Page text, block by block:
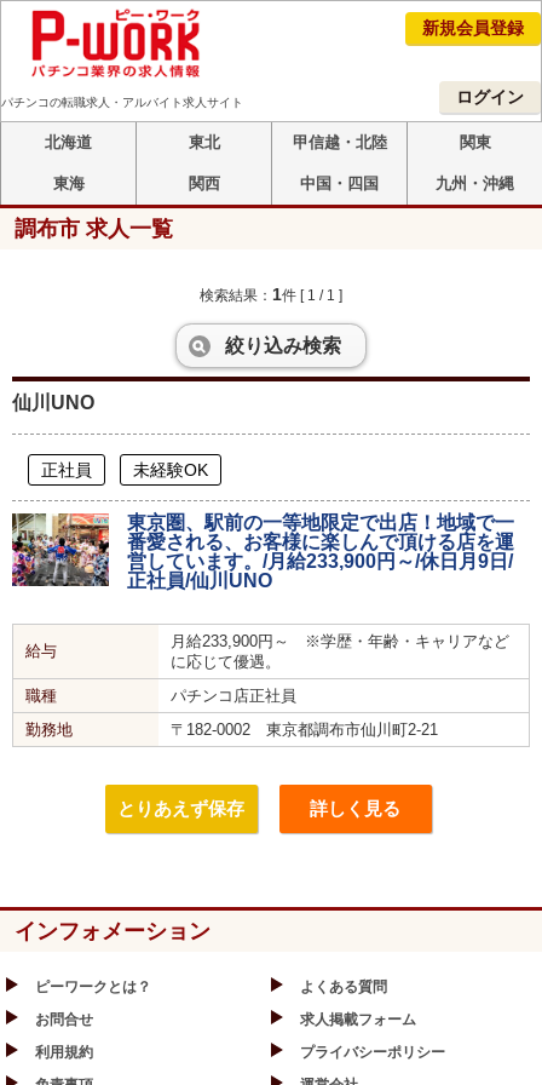
新規会員登録
ログイン
パチンコの転職求人・アルバイト求人サイト
北海道 東北 甲信越・北陸 関東
東海 関西 中国・四国 九州・沖縄
調布市 求人一覧
検索結果： 1件 [ 1 / 1 ]
絞り込み検索
仙川UNO
正社員 未経験OK
東京圏、駅前の一等地限定で出店！地域で一
番愛される、お客様に楽しんで頂ける店を運
営しています。/月給233,900円～/休日月9日/
正社員/仙川UNO
給与
月給233,900円～ ※学歴・年齢・キャリアなど
に応じて優遇。
職種
パチンコ店正社員
勤務地
〒182-0002 東京都調布市仙川町2-21
とりあえず保存 詳しく見る
インフォメーション
ピーワークとは？
よくある質問
お問合せ
求人掲載フォーム
利用規約
プライバシーポリシー